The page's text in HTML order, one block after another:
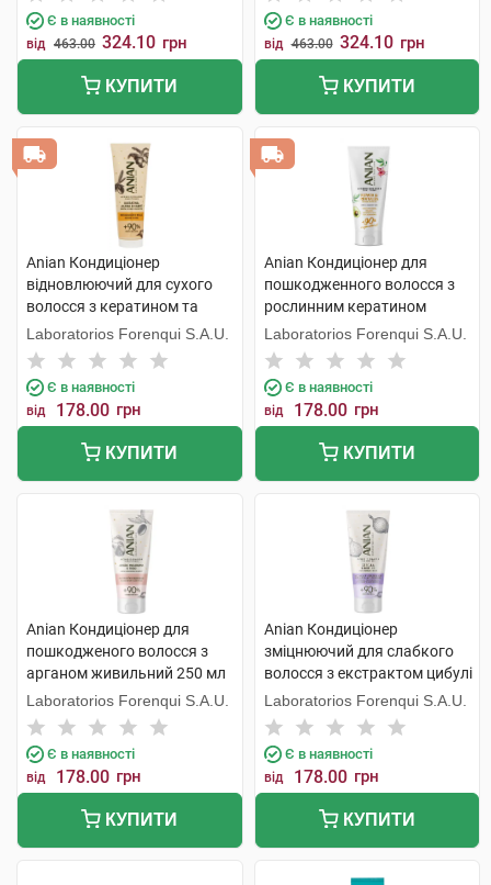
Є в наявності
від 463.00 324.10 грн
КУПИТИ
Є в наявності
від 463.00 324.10 грн
КУПИТИ
Anian Кондиціонер
відновлюючий для сухого
волосся з кератином та
жожоба 250 мл 1 туба
Laboratorios Forenqui S.A.U.
Є в наявності
від 178.00 грн
КУПИТИ
Anian Кондиціонер для
пошкодженного волосся з
рослинним кератином
відновлюючий 250 мл 1 туба
Laboratorios Forenqui S.A.U.
Є в наявності
від 178.00 грн
КУПИТИ
Anian Кондиціонер для
пошкодженого волосся з
арганом живильний 250 мл
1 туба
Laboratorios Forenqui S.A.U.
Є в наявності
від 178.00 грн
КУПИТИ
Anian Кондиціонер
зміцнюючий для слабкого
волосся з екстрактом цибулі
250 мл 1 туба
Laboratorios Forenqui S.A.U.
Є в наявності
від 178.00 грн
КУПИТИ